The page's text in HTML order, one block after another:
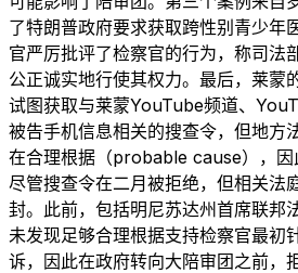
了特朗普政府要求获取跨性别青少年
官严厉批评了检察官的行为，称司法
公正诚实地行使其权力。最后，莱蒙
试图获取与莱蒙YouTube频道、
被告手机信息相关的搜查令，但地方
在合理根据（probable cause），因
尽管搜查令在二月被拒绝，但相关法
封。此前，包括明尼苏达州首席联邦
未发现足够合理根据支持检察官最初
诉，因此在政府转向大陪审团之前，